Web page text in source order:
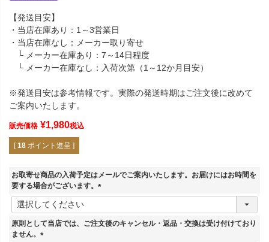
【発送目安】
・当店在庫あり：1～3営業日
・当店在庫なし：メーカー取り寄せ
└ メーカー在庫あり：7～14日程度
└ メーカー在庫なし：入荷次第（1～12か月目安）
※発送目安は参考情報です。実際の発送時期はご注文後に改めて
ご案内いたします。
販売価格 ¥1,980税込
[ 18 ポイント進呈 ]
お取寄せ商品の入荷予定はメールでご案内いたします。お届けにはお時間を
要する場合がございます。
(
須
原則として当店では、ご注文後のキャンセル・返品・交換は受け付けており
ません。